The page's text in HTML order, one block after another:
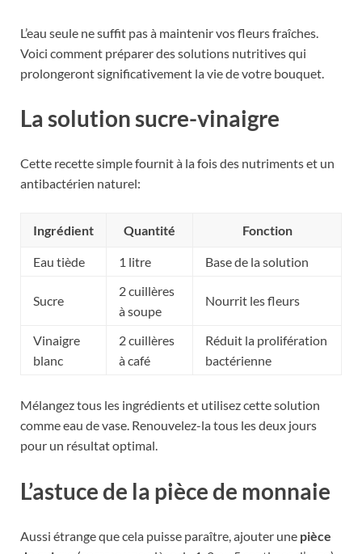
L’eau seule ne suffit pas à maintenir vos fleurs fraîches.
Voici comment préparer des solutions nutritives qui
prolongeront significativement la vie de votre bouquet.
La solution sucre-vinaigre
Cette recette simple fournit à la fois des nutriments et un
antibactérien naturel:
Ingrédient Quantité Fonction
Eau tiède 1 litre Base de la solution
Sucre
2 cuillères
à soupe
Nourrit les fleurs
Vinaigre
blanc
2 cuillères
à café
Réduit la prolifération
bactérienne
Mélangez tous les ingrédients et utilisez cette solution
comme eau de vase. Renouvelez-la tous les deux jours
pour un résultat optimal.
L’astuce de la pièce de monnaie
Aussi étrange que cela puisse paraître, ajouter une pièce